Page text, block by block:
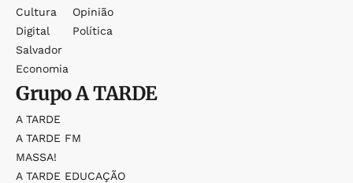
Cultura
Digital
Salvador
Economia
Opinião
Política
GrupoA TARDE
A TARDE
A TARDE FM
MASSA!
A TARDE EDUCAÇÃO